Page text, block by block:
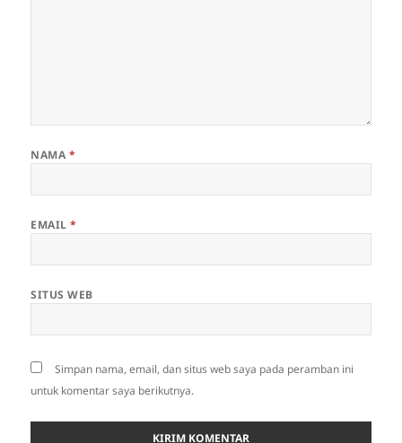
NAMA *
EMAIL*
SITUS WEB
Simpan nama, email, dan situs web saya pada peramban ini
untuk komentar saya berikutnya.